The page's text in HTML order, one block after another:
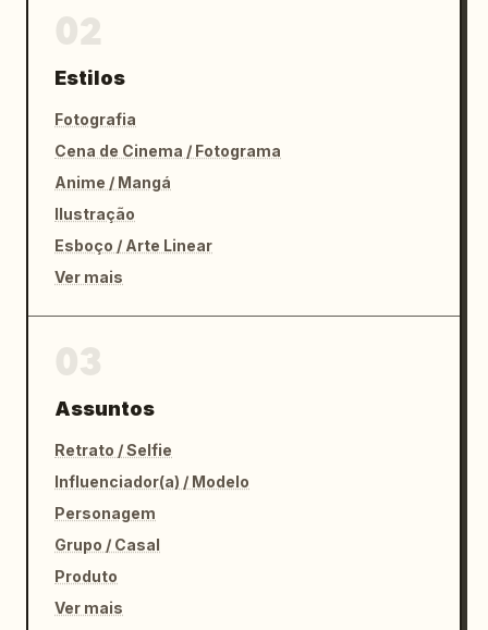
Estilos
Fotografia
Cena de Cinema / Fotograma
Anime / Mangá
Ilustração
Esboço / Arte Linear
Ver mais
Assuntos
Retrato / Selfie
Influenciador(a) / Modelo
Personagem
Grupo / Casal
Produto
Ver mais